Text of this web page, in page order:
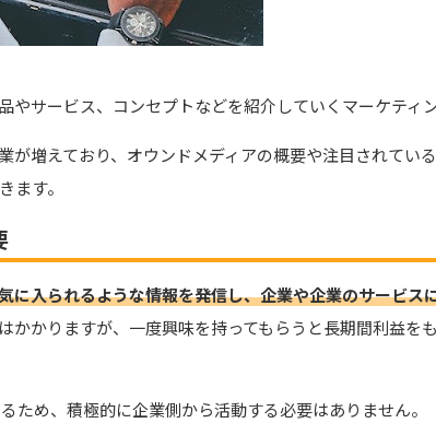
やサービス、コンセプトなどを紹介していくマーケティ
が増えており、オウンドメディアの概要や注目されてい
ます。
に入られるような情報を発信し、企業や企業のサービス
かかりますが、一度興味を持ってもらうと長期間利益を
ため、積極的に企業側から活動する必要はありません。